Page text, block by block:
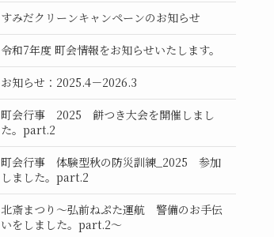
すみだクリーンキャンペーンのお知らせ
令和7年度 町会情報をお知らせいたします。
お知らせ：2025.4－2026.3
町会行事 2025 餅つき大会を開催しまし
た。part.2
町会行事 体験型秋の防災訓練_2025 参加
しました。part.2
北斎まつり～弘前ねぷた運航 警備のお手伝
いをしました。part.2～